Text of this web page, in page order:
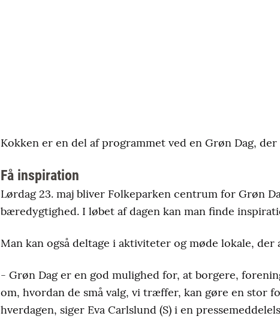
Kokken er en del af programmet ved en Grøn Dag,
Få inspiration
Lørdag 23. maj bliver Folkeparken centrum for Grøn
bæredygtighed. I løbet af dagen kan man finde
Man kan også deltage i aktiviteter og møde lokale,
- Grøn Dag er en god mulighed for, at borgere,
om, hvordan de små valg, vi træffer, kan gøre en stor
hverdagen, siger Eva Carlslund (S) i en